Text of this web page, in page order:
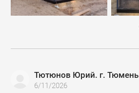
Тютюнов Юрий. г. Тюмень
6/11/2026